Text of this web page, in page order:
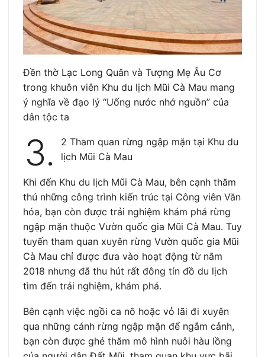
Đền thờ Lạc Long Quân và Tượng Mẹ Âu Cơ
trong khuôn viên Khu du lịch Mũi Cà Mau mang
ý nghĩa về đạo lý “Uống nước nhớ nguồn” của
dân tộc ta
3.
2 Tham quan rừng ngập mặn tại Khu du
lịch Mũi Cà Mau
Khi đến Khu du lịch Mũi Cà Mau, bên cạnh thăm
thú những công trình kiến trúc tại Công viên Văn
hóa, bạn còn được trải nghiệm khám phá rừng
ngập mặn thuộc Vườn quốc gia Mũi Cà Mau. Tuy
tuyến tham quan xuyên rừng Vườn quốc gia Mũi
Cà Mau chỉ được đưa vào hoạt động từ năm
2018 nhưng đã thu hút rất đông tín đồ du lịch
tìm đến trải nghiệm, khám phá.
Bên cạnh việc ngồi ca nô hoặc vỏ lãi đi xuyên
qua những cánh rừng ngập mặn để ngắm cảnh,
bạn còn được ghé thăm mô hình nuôi hàu lồng